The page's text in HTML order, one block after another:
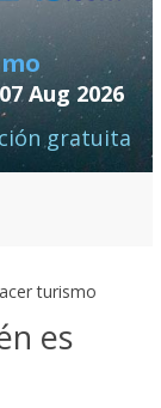
07 Aug 2026
gratuita
turismo
es